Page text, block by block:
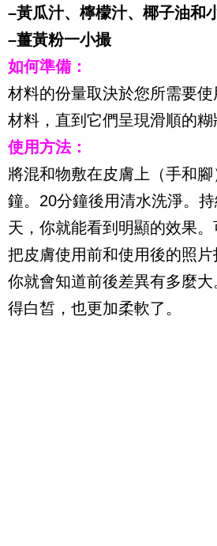
–黃瓜汁、檸檬汁、椰子油和
–薑黃粉一小撮
如何準備：
材料的份量取決於您所需要
材料，直到它們呈現滑順的糊
使用方法：
將混和物敷在皮膚上（手和
鐘。20分鐘後用清水洗淨。
天，你就能看到明顯的效果
把皮膚使用前和使用後的照片
你就會知道前後差異有多麼
得白皙，也更加柔軟了。